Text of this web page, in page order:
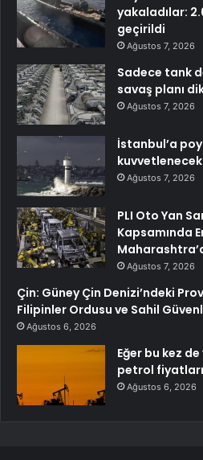
yakaladılar:
geçirildi
Ağustos 7, 2026
Sadece tank
savaş planı
Ağustos 7, 2026
İstanbul’a
Ağustos 7, 2026
PLI Oto Yan
Kapsamında
Ağustos 7, 2026
Çin: Güney Çin Denizi’ndeki
Filipinler Ordusu ve Sahil
Ağustos 6, 2026
Eğer bu kez
petrol
Ağustos 6, 2026